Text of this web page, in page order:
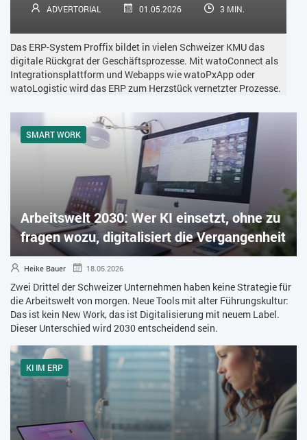
SOCIAL COMMERCE SOCIAL-MEDIA
SOFTWARE-AS-A-SERVICE SOFTWAREENTWICKLUNG
TRANSPORTLOGISTIK / LAGER
TRENDKOMPASS 2026 USABILITY
USER EXPERIENCE WEBDESIGN WEB-SHOP
ZEITWIRTSCHAFT
ADVERTORIAL 01.05.2026 3 MIN.
Das ERP-System Proffix bildet in vielen Schweizer KMU das
digitale Rückgrat der Geschäftsprozesse. Mit watoConnect als
Integrationsplattform und Webapps wie watoPxApp oder
watoLogistic wird das ERP zum Herzstück vernetzter Prozesse.
SMART WORK
Arbeitswelt 2030: Wer KI einsetzt, ohne zu
fragen wozu, digitalisiert die Vergangenheit
Heike Bauer 18.05.2026
Zwei Drittel der Schweizer Unternehmen haben keine Strategie für
die Arbeitswelt von morgen. Neue Tools mit alter Führungskultur:
Das ist kein New Work, das ist Digitalisierung mit neuem Label.
Dieser Unterschied wird 2030 entscheidend sein.
KI IM ERP